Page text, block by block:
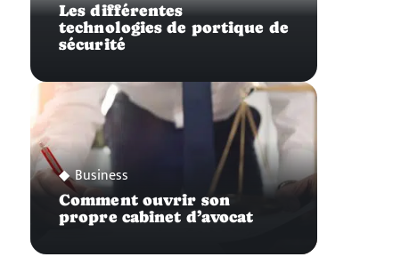
Les différentes
technologies de portique de
sécurité
Business
Comment ouvrir son
propre cabinet d’avocat